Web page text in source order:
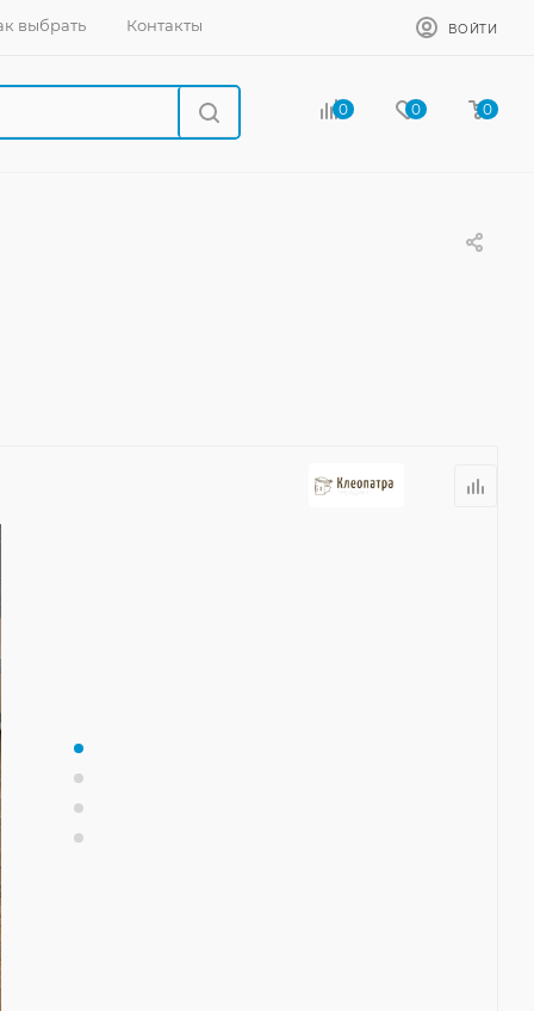
выбрать Контакты ВОЙТИ
0 0 0